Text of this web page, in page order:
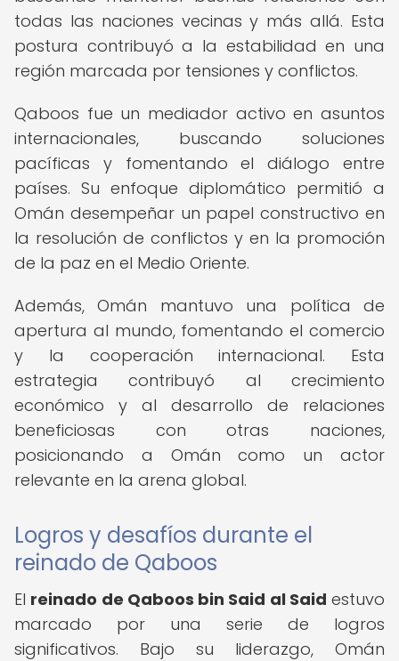
todas las naciones vecinas y más allá. Esta
postura contribuyó a la estabilidad en una
región marcada por tensiones y conflictos.
Qaboos fue un mediador activo en asuntos
internacionales, buscando soluciones
pacíficas y fomentando el diálogo entre
países. Su enfoque diplomático permitió a
Omán desempeñar un papel constructivo en
la resolución de conflictos y en la promoción
de la paz en el Medio Oriente.
Además, Omán mantuvo una política de
apertura al mundo, fomentando el comercio
y la cooperación internacional. Esta
estrategia contribuyó al crecimiento
económico y al desarrollo de relaciones
beneficiosas con otras naciones,
posicionando a Omán como un actor
relevante en la arena global.
Logros y desafíos durante el
reinado de Qaboos
El reinado de Qaboos bin Said al Said estuvo
marcado por una serie de logros
significativos. Bajo su liderazgo, Omán